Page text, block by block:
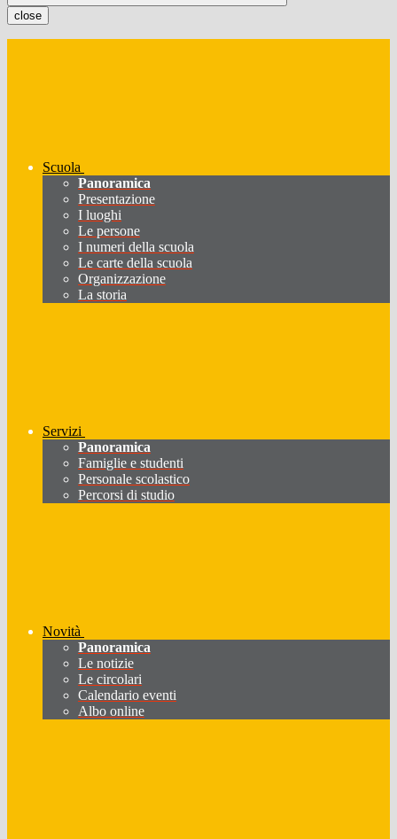
close
Scuola
Panoramica
Presentazione
I luoghi
Le persone
I numeri della scuola
Le carte della scuola
Organizzazione
La storia
Servizi
Panoramica
Famiglie e studenti
Personale scolastico
Percorsi di studio
Novità
Panoramica
Le notizie
Le circolari
Calendario eventi
Albo online